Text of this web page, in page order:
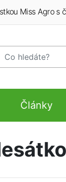
Miss Agro s
Články